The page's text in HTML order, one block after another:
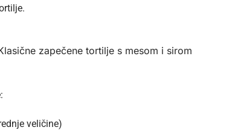
zapečene tortilje s mesom i sirom
veličine)